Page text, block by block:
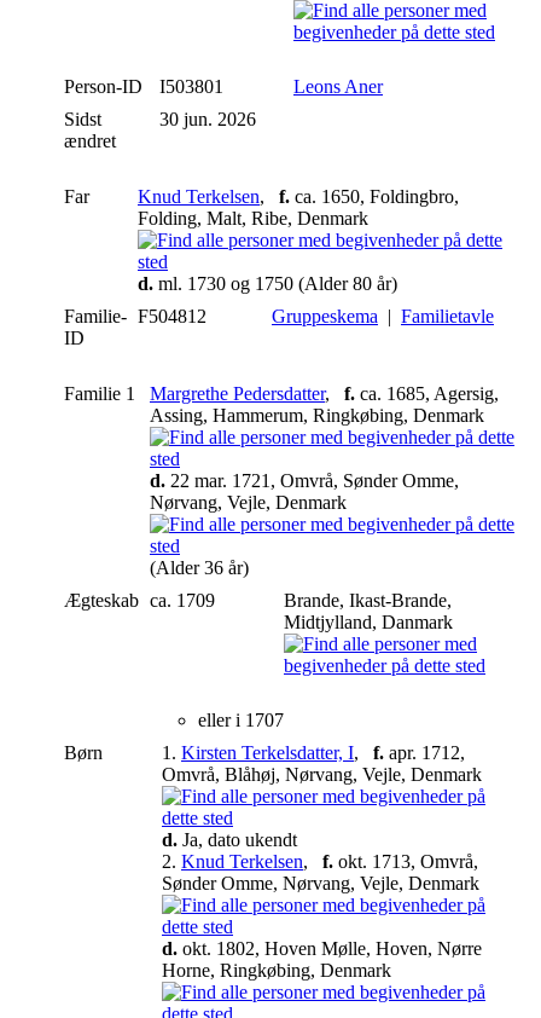
Person-ID I503801
Leons Aner
Sidst
ændret
30 jun. 2026
Far Knud Terkelsen, f. ca. 1650, Foldingbro,
Folding, Malt, Ribe, Denmark
d. ml. 1730 og 1750 (Alder 80 år)
Familie-
ID
F504812 Gruppeskema | Familietavle
Familie 1 Margrethe Pedersdatter, f. ca. 1685, Agersig,
Assing, Hammerum, Ringkøbing, Denmark
d. 22 mar. 1721, Omvrå, Sønder Omme,
Nørvang, Vejle, Denmark
(Alder 36 år)
Ægteskab ca. 1709
Brande, Ikast-Brande,
Midtjylland, Danmark
eller i 1707
Børn
1. Kirsten Terkelsdatter, I, f. apr. 1712,
Omvrå, Blåhøj, Nørvang, Vejle, Denmark
d. Ja, dato ukendt
2. Knud Terkelsen, f. okt. 1713, Omvrå,
Sønder Omme, Nørvang, Vejle, Denmark
d. okt. 1802, Hoven Mølle, Hoven, Nørre
Horne, Ringkøbing, Denmark